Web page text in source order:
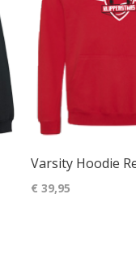
Varsity Hoodie
€ 39,95